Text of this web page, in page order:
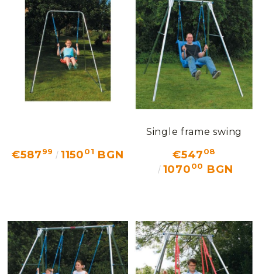
Добрич ул. Отец Паисий 5
Добрич 0876 514422
New Products
Contact Us
About Us
EN
EN
Login Register
€58799 115001 BGN
Single frame swing
€54708
107000 BGN